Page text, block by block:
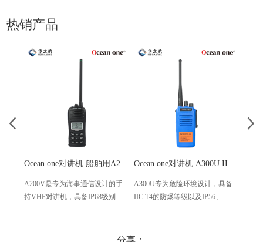
热销产品
Ocean one对讲机 船舶用A200V漂浮式手持防水对讲机
A200V是专为海事通信设计的手
持VHF对讲机，具备IP68级别的
守功能。没有信号或长时间无操
Ocean one对讲机 A300U IIC T4氢气防爆对讲机 船舶消防本质安全无线电
A300U专为危险环境设计，具备
IIC T4的防爆等级以及IP56、
使用